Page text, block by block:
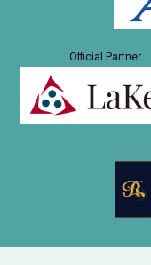
Official Partner